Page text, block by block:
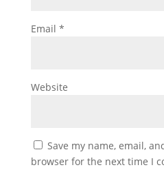
Email *
Website
Save my name, email,
browser for the next time I